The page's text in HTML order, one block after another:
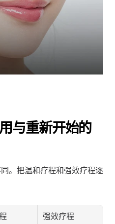
与重新开始的
。把温和疗程和强效疗程逐
强效疗程